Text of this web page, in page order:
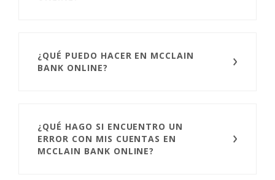
¿QUÉ PUEDO HACER EN MCCLAIN
BANK ONLINE?
¿QUÉ HAGO SI ENCUENTRO UN
ERROR CON MIS CUENTAS EN
MCCLAIN BANK ONLINE?